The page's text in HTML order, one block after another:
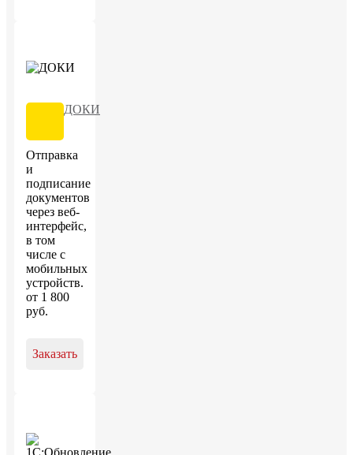
ДОКИ
Отправка
и
подписание
документов
через веб-
интерфейс,
в том
числе с
мобильных
устройств.
от 1 800
руб.
Заказать